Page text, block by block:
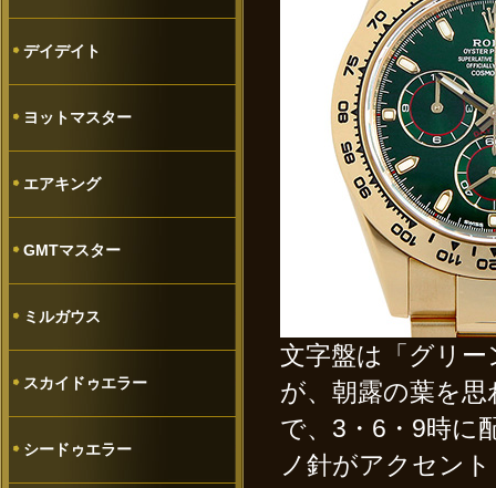
デイデイト
ヨットマスター
エアキング
GMTマスター
ミルガウス
スカイドゥエラー
シードゥエラー
文字盤は「グリ
が、朝露の葉を
で、3・6・9時に
ノ針がアクセン